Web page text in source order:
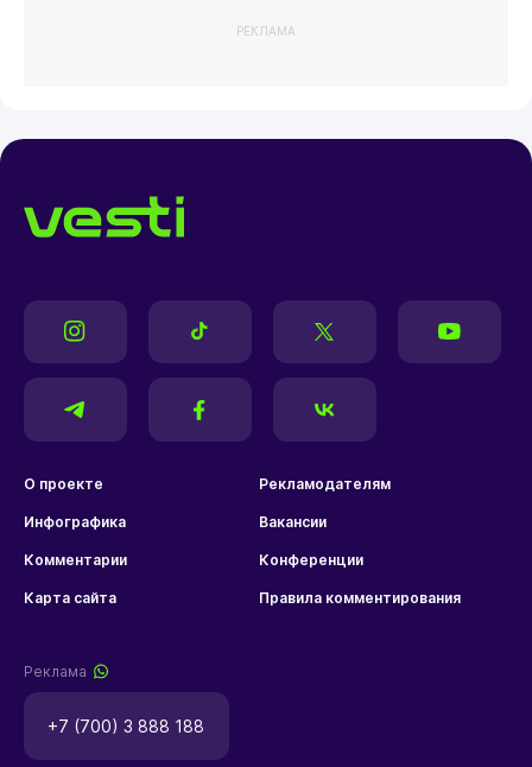
РЕКЛАМА
О проекте Рекламодателям
Инфографика Вакансии
Комментарии Конференции
Карта сайта Правила комментирования
Реклама
+7 (700) 3 888 188